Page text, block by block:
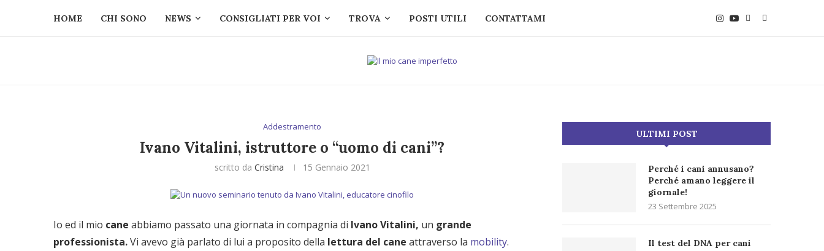
HOME CHI SONO NEWS CONSIGLIATI PER VOI TROVA POSTI UTILI CONTATTAMI
Addestramento
Ivano Vitalini, istruttore o “uomo di cani”?
scritto da Cristina 15 Gennaio 2021
Io ed il mio cane abbiamo passato una giornata in compagnia di Ivano Vitalini, un grande
professionista.Vi avevo già parlato di lui a proposito della lettura del cane attraverso la mobility.
ULTIMI POST
Perché i cani annusano?
Perché amano leggere il
giornale!
23 Settembre 2025
Il test del DNA per cani